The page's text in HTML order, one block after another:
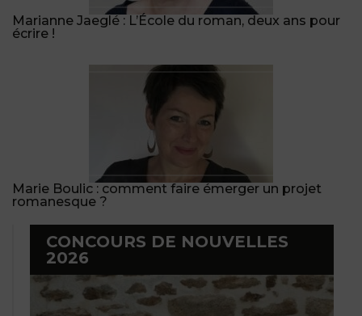
Marianne Jaeglé : L’École du roman, deux ans pour
écrire !
Marie Boulic : comment faire émerger un projet
romanesque ?
CONCOURS DE NOUVELLES
2026